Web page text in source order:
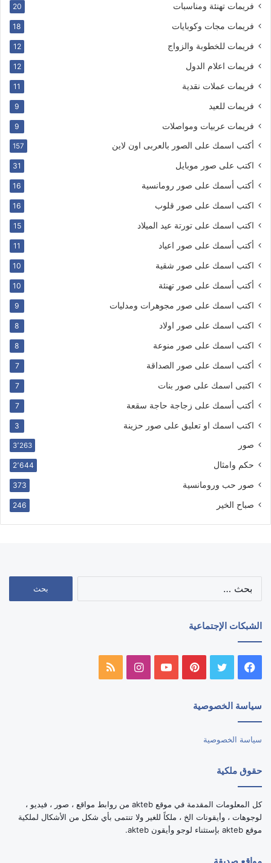
فريمات تهنئة ومناسبات 20
فريمات مجات وكوبايات 18
فريمات للخطوبة والزواج 12
فريمات اعلام الدول 12
فريمات عملات نقدية 11
فريمات للعيد 9
فريمات عربيات ومواصلات 9
أكتب اسمك على الصور بالعربى اون لاين 157
اكتب على صور موبايل 31
أكتب أسمك على صور رومانسية 16
اكتب اسمك على صور قلوب 16
اكتب اسمك على تورتة عيد الميلاد 15
أكتب أسمك على صور اعياد 11
اكتب اسمك على صور شقية 10
أكتب أسمك على صور تهنئة 10
اكتب اسمك على صور مجوهرات ومدليات 9
اكتب اسمك على صور اولاد 8
اكتب اسمك على صور منوعة 8
أكتب اسمك على صور الصداقة 7
اكتبى اسمك على صور بنات 7
أكتب أسمك على زجاجة حاجة سقعة 7
اكتب اسمك او تعليق على صور حزينة 3
صور 3٬263
حكم وامثال 2٬644
صور حب ورومانسية 373
صباح الخير 246
الشبكات الإجتماعية
فيسبوك تويتر بينتيريستيوتيوبانستقرامملخص
سياسة الخصوصية
سياسة الخصوصية
حقوق ملكية
كل المعلومات المقدمة في موقع akteb من روابط مواقع ، صور ، فيديو ،
لوجوهات ، وأيقونات الخ ، ملكاً للغير ولا تنتمى بأي شكل من الأشكال لملكية
موقع akteb بإستثناء لوجو وأيقون akteb.